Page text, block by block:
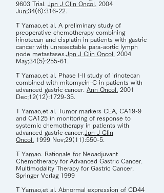
9603 Trial.
Jpn J Clin Oncol.
2004
Jun;34(6):316-22.
T Yamao,et al. A preliminary study of
preoperative chemotherapy combining
irinotecan and cisplatin in patients with gastric
cancer with unresectable para-aortic lymph
node metastases.
Jpn J Clin Oncol.
2004
May;34(5):255-61.
T Yamao,et al. Phase I-II study of irinotecan
combined with mitomycin-C in patients with
advanced gastric cancer. Ann Oncol.
2001
Dec;12(12):1729-35.
T Yamao,et al. Tumor markers CEA, CA19-9
and CA125 in monitoring of response to
systemic chemotherapy in patients with
advanced gastric cancer. Jpn J Clin
Oncol.
1999 Nov;29(11):550-5.
T Yamao. Rationale for Neoadjuvant
Chemotherapy for Advanced Gastric Cancer.
Multimodality Therapy for Gastric Cancer,
Springer Verlag 1999
T Yamao,et al. Abnormal expression of CD44